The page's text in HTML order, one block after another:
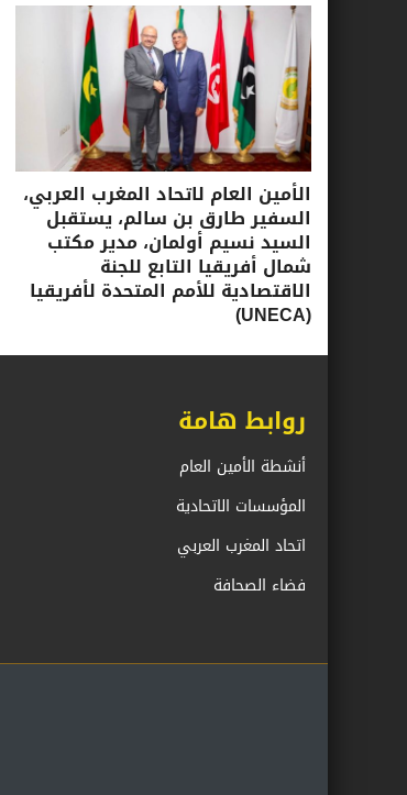
الأمين العام لاتحاد المغرب العربي،
السفير طارق بن سالم، يستقبل
السيد نسيم أولمان، مدير مكتب
شمال أفريقيا التابع للجنة
الاقتصادية للأمم المتحدة لأفريقيا
(UNECA)
روابط هامة
أنشطة الأمين العام
المؤسسات الاتحادية
اتحاد المغرب العربي
فضاء الصحافة